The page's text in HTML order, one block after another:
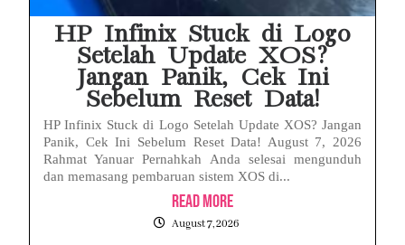
HP Infinix Stuck di Logo
Setelah Update XOS?
Jangan Panik, Cek Ini
Sebelum Reset Data!
HP Infinix Stuck di Logo Setelah Update XOS? Jangan
Panik, Cek Ini Sebelum Reset Data! August 7, 2026
Rahmat Yanuar Pernahkah Anda selesai mengunduh
dan memasang pembaruan sistem XOS di...
Read More
August 7, 2026